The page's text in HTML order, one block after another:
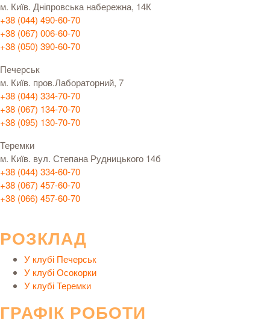
м. Київ. Дніпровська набережна, 14К
+38 (044) 490-60-70
+38 (067) 006-60-70
+38 (050) 390-60-70
Печерськ
м. Київ. пров.Лабораторний, 7
+38 (044) 334-70-70
+38 (067) 134-70-70
+38 (095) 130-70-70
Теремки
м. Київ. вул. Степана Рудницького 14б
+38 (044) 334-60-70
+38 (067) 457-60-70
+38 (066) 457-60-70
РОЗКЛАД
У клубі Печерськ
У клубі Осокорки
У клубі Теремки
ГРАФІК РОБОТИ